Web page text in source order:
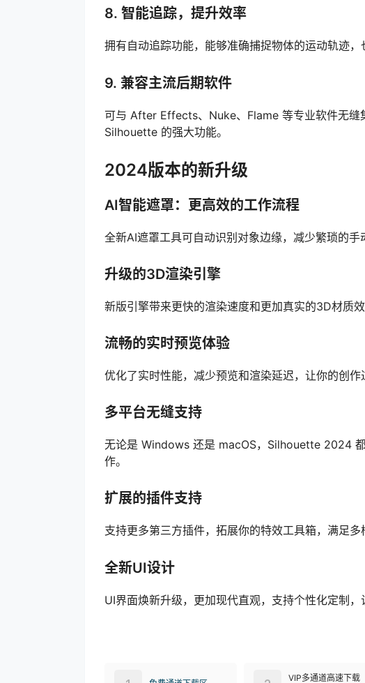
8. 智能追踪，提升效率
拥有自动追踪功能，能够准确捕捉物体的运动轨迹
9. 兼容主流后期软件
可与 After Effects、Nuke、Flame 等专业软件无缝
Silhouette 的强大功能。
2024版本的新升级
AI智能遮罩：更高效的工作流程
全新AI遮罩工具可自动识别对象边缘，减少繁琐的手
升级的3D渲染引擎
新版引擎带来更快的渲染速度和更加真实的3D材质
流畅的实时预览体验
优化了实时性能，减少预览和渲染延迟，让你的创作
多平台无缝支持
无论是 Windows 还是 macOS，Silhouette 2024
作。
扩展的插件支持
支持更多第三方插件，拓展你的特效工具箱，满足多
全新UI设计
UI界面焕新升级，更加现代直观，支持个性化定制，
VIP多通道高速下载